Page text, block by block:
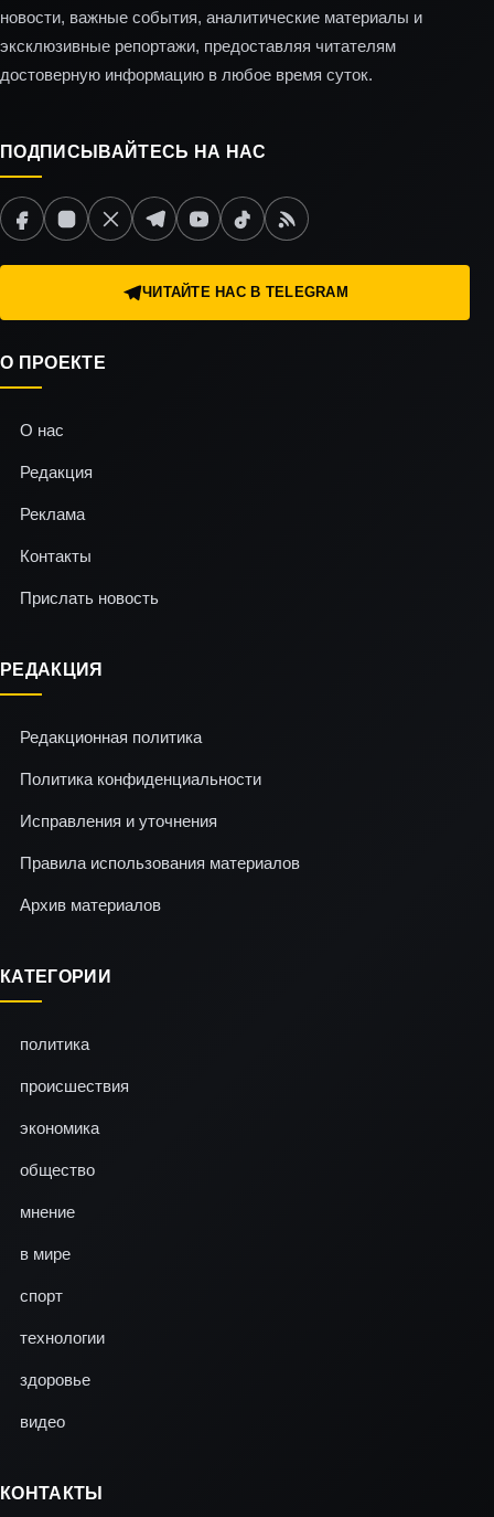
новости, важные события, аналитические материалы и
эксклюзивные репортажи, предоставляя читателям
достоверную информацию в любое время суток.
ПОДПИСЫВАЙТЕСЬ НА НАС
ЧИТАЙТЕ НАС В TELEGRAM
О ПРОЕКТЕ
О нас
Редакция
Реклама
Контакты
Прислать новость
РЕДАКЦИЯ
Редакционная политика
Политика конфиденциальности
Исправления и уточнения
Правила использования материалов
Архив материалов
КАТЕГОРИИ
политика
происшествия
экономика
общество
мнение
в мире
спорт
технологии
здоровье
видео
КОНТАКТЫ